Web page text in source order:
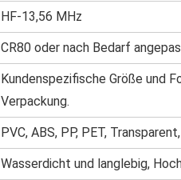
HF-13,56 MHz
CR80 oder nach Bedarf
Kundenspezifische Größe und
Verpackung.
PVC, ABS, PP, PET,
Wasserdicht und langlebig,